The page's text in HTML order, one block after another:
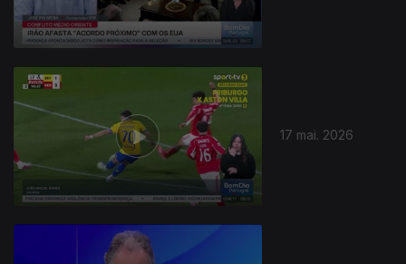
17 mai. 2026
929578